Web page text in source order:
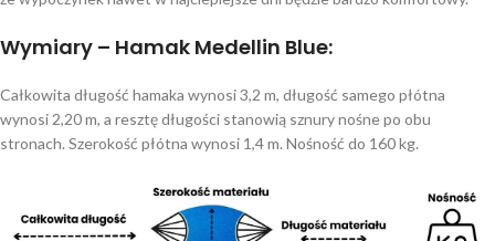
Wymiary – Hamak Medellin Blue:
Całkowita długość hamaka wynosi 3,2 m, długość samego płótna
wynosi 2,20 m, a resztę długości stanowią sznury nośne po obu
stronach. Szerokość płótna wynosi 1,4 m. Nośność do 160 kg.